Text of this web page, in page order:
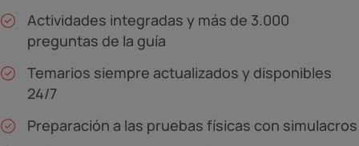
Actividades integradas y más de 3.000
preguntas de la guía
Temarios siempre actualizados y disponibles
24/7
Preparación a las pruebas físicas con simulacros